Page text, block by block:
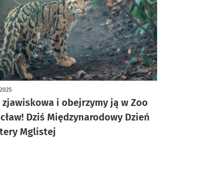
zjawiskowa i obejrzymy ją w Zoo
Dziś Międzynarodowy Dzień
Mglistej